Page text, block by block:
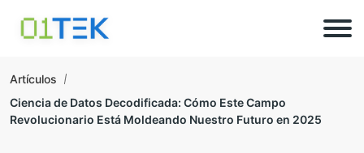
Artículos
Ciencia de Datos Decodificada: Cómo Este Campo
Revolucionario Está Moldeando Nuestro Futuro en 2025